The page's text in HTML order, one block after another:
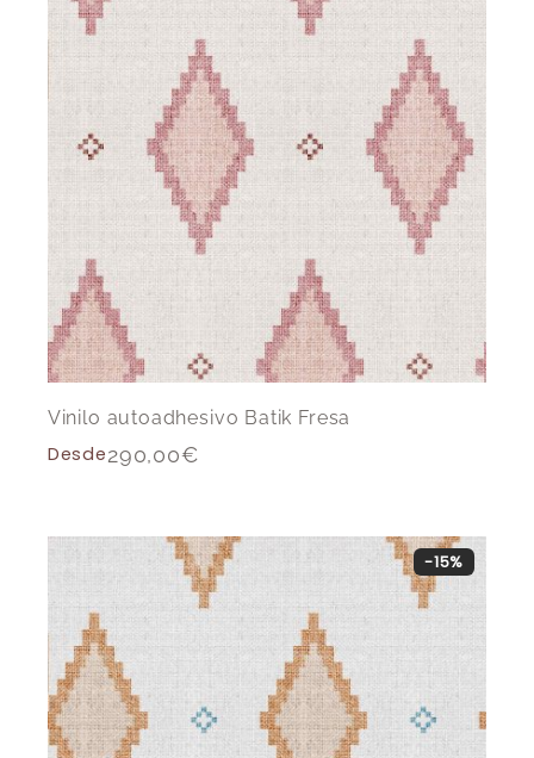
Vinilo autoadhesivo Batik Fresa
Desde290,00€
-15%